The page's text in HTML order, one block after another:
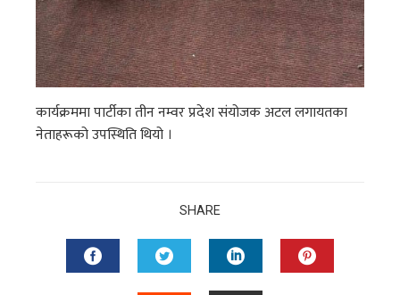
कार्यक्रममा पार्टीका तीन नम्वर प्रदेश संयोजक अटल लगायतका
नेताहरूको उपस्थिति थियो ।
SHARE